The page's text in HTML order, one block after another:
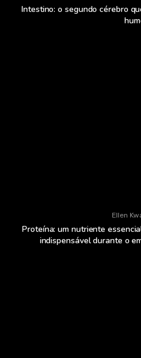
Intestino: o segundo cérebro
Ellen
Proteína: um nutriente
indispensável durante o